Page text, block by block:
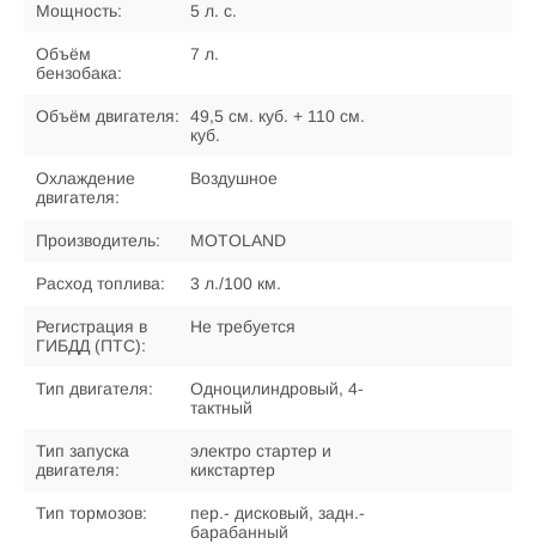
Мощность: 5 л. с.
Объём
бензобака:
7 л.
Объём двигателя:
49,5 см. куб. + 110 см.
куб.
Охлаждение
двигателя:
Воздушное
Производитель: MOTOLAND
Расход топлива: 3 л./100 км.
Регистрация в
ГИБДД (ПТС):
Не требуется
Тип двигателя:
Одноцилиндровый, 4-
тактный
Тип запуска
двигателя:
электро стартер и
кикстартер
Тип тормозов:
пер.- дисковый, задн.-
барабанный